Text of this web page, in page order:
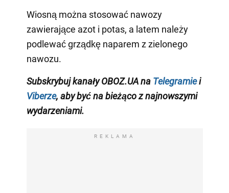
Wiosną można stosować nawozy
zawierające azot i potas, a latem należy
podlewać grządkę naparem z zielonego
nawozu.
Subskrybuj kanały OBOZ.UA na Telegramiei
Viberze, aby być na bieżąco znajnowszymi
wydarzeniami.
REKLAMA